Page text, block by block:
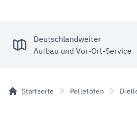
Deutschlandweiter
Aufbau und Vor-Ort-Service
Startseite Pelletöfen